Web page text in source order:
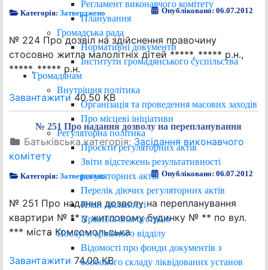
Регламент виконавчого комітету
Планування
Громадська рада
Нормативні документи
Інститути громадянського суспільства
Громадянам
Внутрішня політика
Організація та проведення масових заходів
Про місцеві ініціативи
Регуляторна політика
Проєкти регуляторних актів
Звіти відстежень результативності
регуляторних актів
Перелік діючих регуляторних актів
План діяльності
Правила благоустрою
Послуги архівного відділу
Відомості про фонди документів з
особового складу ліквідованих установ
Категорія:Затверджено Опубліковано: 06.07.2012
№ 224 Про дозвіл на здійснення правочину
стосовно житла малолітніх дітей *****, ***** р.н.,
*****, ***** р.н.
Завантажити40.50 KB
№ 251 Про надання дозволу на перепланування
Батьківська категорія: Засідання виконавчого
комітету
Категорія:Затверджено Опубліковано: 06.07.2012
№ 251 Про надання дозволу на перепланування
квартири № ** у житловому будинку № ** по вул.
*** міста Комсомольська
Завантажити 74.00 KB